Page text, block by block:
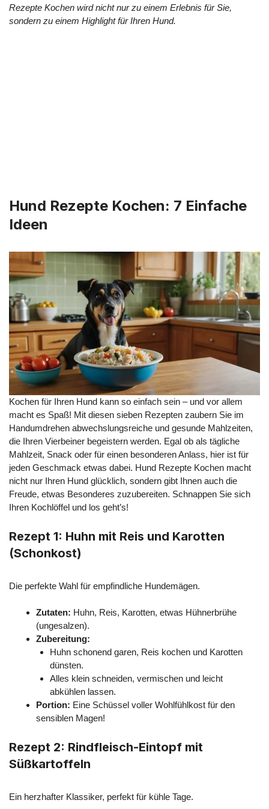
Rezepte Kochen wird nicht nur zu einem Erlebnis für Sie,
sondern zu einem Highlight für Ihren Hund.
Hund Rezepte Kochen: 7 Einfache
Ideen
Kochen für Ihren Hund kann so einfach sein – und vor allem
macht es Spaß! Mit diesen sieben Rezepten zaubern Sie im
Handumdrehen abwechslungsreiche und gesunde Mahlzeiten,
die Ihren Vierbeiner begeistern werden. Egal ob als tägliche
Mahlzeit, Snack oder für einen besonderen Anlass, hier ist für
jeden Geschmack etwas dabei. Hund Rezepte Kochen macht
nicht nur Ihren Hund glücklich, sondern gibt Ihnen auch die
Freude, etwas Besonderes zuzubereiten. Schnappen Sie sich
Ihren Kochlöffel und los geht’s!
Rezept 1: Huhn mit Reis und Karotten
(Schonkost)
Die perfekte Wahl für empfindliche Hundemägen.
Zutaten: Huhn, Reis, Karotten, etwas Hühnerbrühe
(ungesalzen).
Zubereitung:
Huhn schonend garen, Reis kochen und Karotten
dünsten.
Alles klein schneiden, vermischen und leicht
abkühlen lassen.
Portion: Eine Schüssel voller Wohlfühlkost für den
sensiblen Magen!
Rezept 2: Rindfleisch-Eintopf mit
Süßkartoffeln
Ein herzhafter Klassiker, perfekt für kühle Tage.